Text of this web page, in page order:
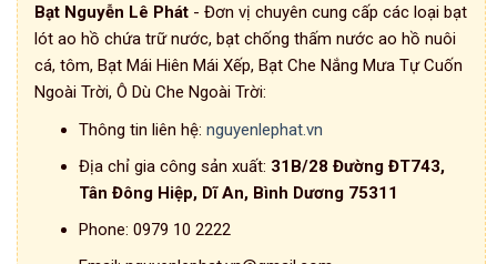
Bạt Nguyễn Lê Phát - Đơn vị chuyên cung cấp các loại bạt
lót ao hồ chứa trữ nước, bạt chống thấm nước ao hồ nuôi
cá, tôm, Bạt Mái Hiên Mái Xếp, Bạt Che Nắng Mưa Tự Cuốn
Ngoài Trời, Ô Dù Che Ngoài Trời:
Thông tin liên hệ: nguyenlephat.vn
Địa chỉ gia công sản xuất: 31B/28 Đường ĐT743,
Tân Đông Hiệp, Dĩ An, Bình Dương 75311
Phone: 0979 10 2222